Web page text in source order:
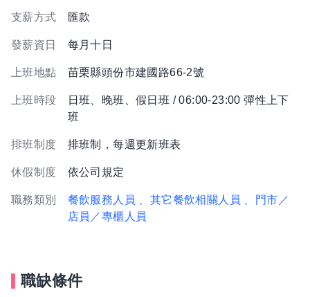
支薪方式 匯款
發薪資日 每月十日
上班地點 苗栗縣頭份市建國路66-2號
上班時段
日班、晚班、假日班 / 06:00-23:00 彈性上下
班
排班制度 排班制，每週更新班表
休假制度 依公司規定
職務類別 餐飲服務人員 、其它餐飲相關人員
、門市／
店員／專櫃人員
職缺條件